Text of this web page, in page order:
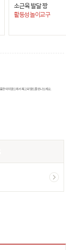
소근육 발달 짱
활동성 놀이교구